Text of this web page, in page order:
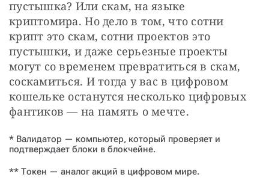
пустышка? Или скам, на языке
криптомира. Но дело в том, что сотни
крипт это скам, сотни проектов это
пустышки, и даже серьезные проекты
могут со временем превратиться в скам,
соскамиться. И тогда у вас в цифровом
кошельке останутся несколько цифровых
фантиков — на память о мечте.
* Валидатор — компьютер, который проверяет и
подтверждает блоки в блокчейне.
** Токен — аналог акций в цифровом мире.